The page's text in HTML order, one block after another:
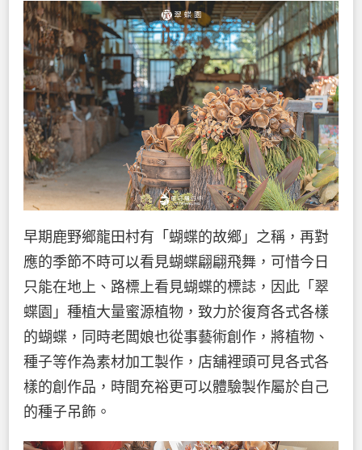
早期鹿野鄉龍田村有「蝴蝶的故鄉」之稱，再對
應的季節不時可以看見蝴蝶翩翩飛舞，可惜今日
只能在地上、路標上看見蝴蝶的標誌，因此「翠
蝶園」種植大量蜜源植物，致力於復育各式各樣
的蝴蝶，同時老闆娘也從事藝術創作，將植物、
種子等作為素材加工製作，店舖裡頭可見各式各
樣的創作品，時間充裕更可以體驗製作屬於自己
的種子吊飾。